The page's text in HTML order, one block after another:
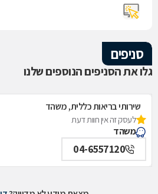
סניפים
גלו את הסניפים הנוספים שלנו
שירותי בריאות כללית, משהד
לעסק זה אין חוות דעת
משהד
04-6557120